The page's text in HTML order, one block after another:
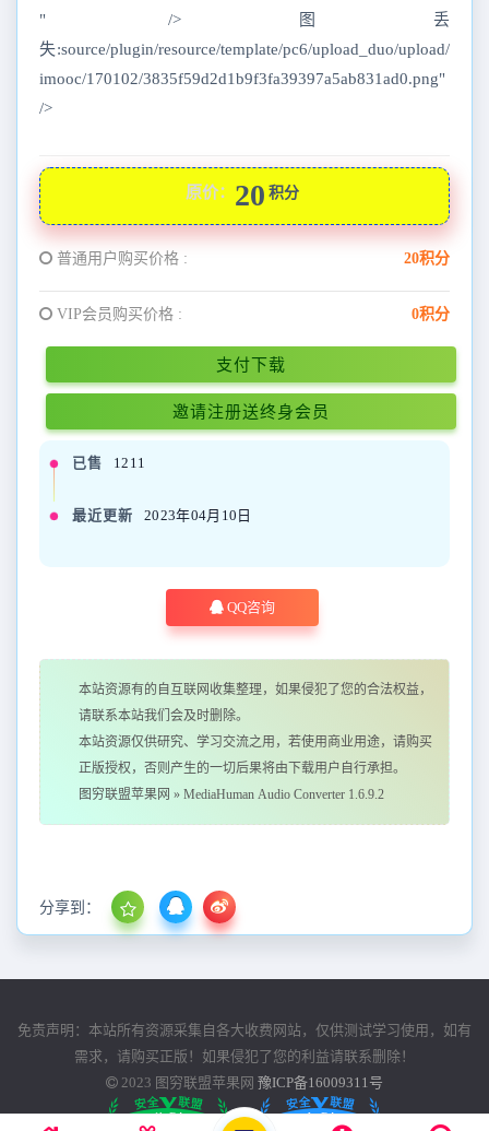
" />图丢
失:source/plugin/resource/template/pc6/upload_duo/upload/
imooc/170102/3835f59d2d1b9f3fa39397a5ab831ad0.png"
/>
原价： 20 积分
普通用户购买价格 : 20积分
VIP会员购买价格 : 0积分
支付下载
邀请注册送终身会员
已售 1211
最近更新 2023年04月10日
QQ咨询
本站资源有的自互联网收集整理，如果侵犯了您的合法权益，
请联系本站我们会及时删除。
本站资源仅供研究、学习交流之用，若使用商业用途，请购买
正版授权，否则产生的一切后果将由下载用户自行承担。
图穷联盟苹果网 » MediaHuman Audio Converter 1.6.9.2
分享到：
免责声明：本站所有资源采集自各大收费网站，仅供测试学习使用，如有
需求，请购买正版！如果侵犯了您的利益请联系删除！
2023 图穷联盟苹果网 豫ICP备16009311号